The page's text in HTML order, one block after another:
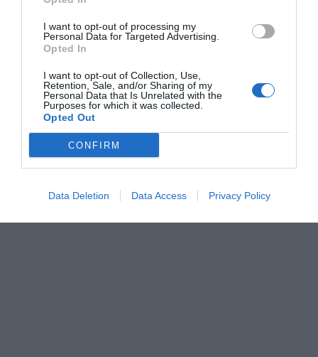
I want to opt-out of processing my
Personal Data for Targeted Advertising.
Opted In
I want to opt-out of Collection, Use,
Retention, Sale, and/or Sharing of my
Personal Data that Is Unrelated with the
Purposes for which it was collected.
Opted Out
CONFIRM
Data Deletion Data Access Privacy Policy